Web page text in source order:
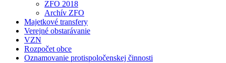
ZFO 2018
Archív ZFO
Majetkové transfery
Verejné obstarávanie
VZN
Rozpočet obce
Oznamovanie protispoločenskej činnosti